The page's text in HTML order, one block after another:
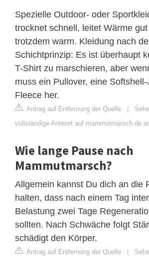
Spezielle Outdoor- oder
trocknet schnell, leitet Wärme
trotzdem warm. Kleidung nach
Schichtprinzip: Es ist überhaupt
T-Shirt zu marschieren, aber
muss ein Pullover, eine
Fleece her.
Antrag auf Entfernung der Quelle |
vollständige Antwort auf mammutmarsch.de
Wie lange Pause nach
Mammutmarsch?
Allgemein kannst Du dich an die
halten, dass nach einem Tag
Belastung zwei Tage
sollten. Nach Schwäche folgt
schädigt den Körper.
Antrag auf Entfernung der Quelle |